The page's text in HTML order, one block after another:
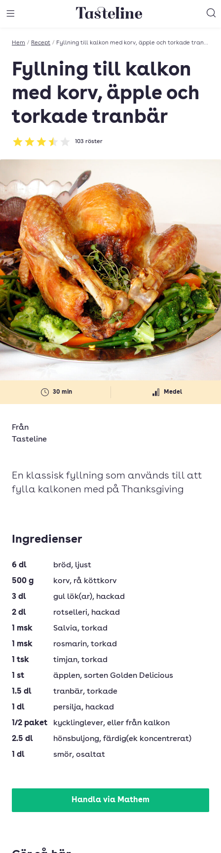
Till Tastelines startsida
Hem / Recept / Fyllning till kalkon med korv, äpple och torkade tranbär
Fyllning till kalkon
med korv, äpple och
torkade tranbär
Betyg: 3.52 av 5
103 röster
30 min Medel
Från
Tasteline
En klassisk fyllning som används till att
fylla kalkonen med på Thanksgiving
Ingredienser
6 dl bröd, ljust
500 g korv, rå köttkorv
3 dl gul lök(ar), hackad
2 dl rotselleri, hackad
1 msk Salvia, torkad
1 msk rosmarin, torkad
1 tsk timjan, torkad
1 st äpplen, sorten Golden Delicious
1.5 dl tranbär, torkade
1 dl persilja, hackad
1/2 paket kycklinglever, eller från kalkon
2.5 dl hönsbuljong, färdig(ek koncentrerat)
1 dl smör, osaltat
Handla via Mathem